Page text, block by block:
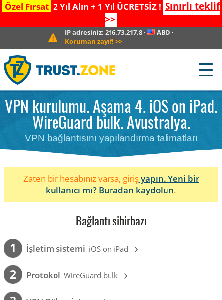
Özel Fırsat 2 Yıl Alın + 1 Yıl ÜCRETSİZ ! Sınırlı teklif
>>
IP adresiniz:216.73.217.8 · ABD ·
Koruman zayıf! >>
☰
VPN kurulumu. Aşama 4. iOS on iPad.
WireGuard bulk. Avustralya.
VPN bağlantısını yapılandırma talimatları
Zaten bir hesabınız varsa, girişyapın. Yeni bir
kullanıcı mı? Buradan kaydolun.
Bağlantı sihirbazı
1 İşletim sistemi iOS on iPad ›
2 Protokol WireGuard bulk ›